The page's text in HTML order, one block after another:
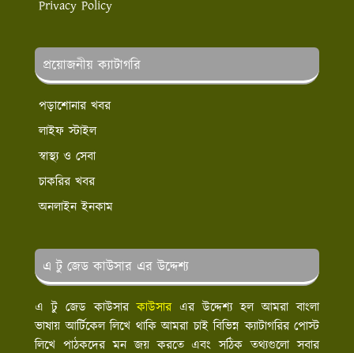
Privacy Policy
প্রয়োজনীয় ক্যাটাগরি
পড়াশোনার খবর
লাইফ স্টাইল
স্বাস্থ্য ও সেবা
চাকরির খবর
অনলাইন ইনকাম
এ টু জেড কাউসার এর উদ্দেশ্য
এ টু জেড কাউসারকাউসারএর উদ্দেশ্য হল আমরা বাংলা
ভাষায় আর্টিকেল লিখে থাকি আমরা চাই বিভিন্ন ক্যাটাগরির পোস্ট
লিখে পাঠকদের মন জয় করতে এবং সঠিক তথ্যগুলো সবার